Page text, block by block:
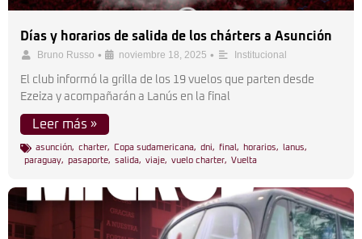
Días y horarios de salida de los chárters a Asunción
Bruno Russo • noviembre 18, 2025 • Institucional
El club informó la grilla de los 19 vuelos que parten desde
Ezeiza y acompañarán a Lanús en la final
Leer más »
asunción, charter, Copa sudamericana, dni, final , horarios, lanus,
paraguay, pasaporte, salida, viaje, vuelo charter, Vuelta